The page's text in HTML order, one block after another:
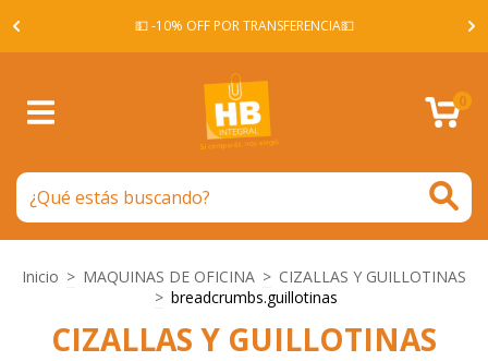
💵 -10% OFF POR TRANSFERENCIA💵
0
Inicio > MAQUINAS DE OFICINA > CIZALLAS Y GUILLOTINAS
> breadcrumbs.guillotinas
CIZALLAS Y GUILLOTINAS